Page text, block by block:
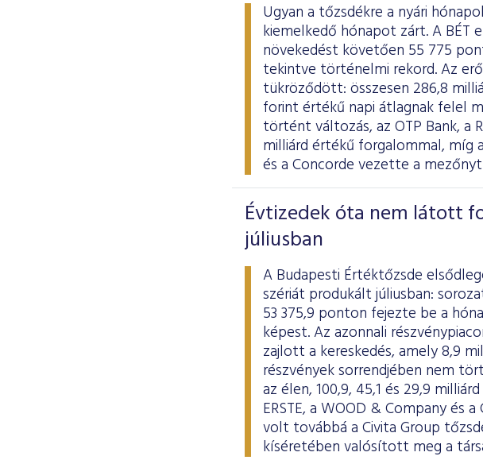
Ugyan a tőzsdékre a nyári
kiemelkedő hónapot zárt. A BÉT
növekedést követően 55 775
tekintve történelmi rekord. Az
tükröződött: összesen 286,8
forint értékű napi átlagnak felel
történt változás, az OTP Bank, a
milliárd értékű forgalommal, míg
és a Concorde vezette a
Évtizedek óta nem látott
júliusban
A Budapesti Értéktőzsde
szériát produkált júliusban:
53 375,9 ponton fejezte be a
képest. Az azonnali
zajlott a kereskedés, amely 8,9
részvények sorrendjében nem
az élen, 100,9, 45,1 és 29,9
ERSTE, a WOOD & Company és
volt továbbá a Civita Group
kíséretében valósított meg a